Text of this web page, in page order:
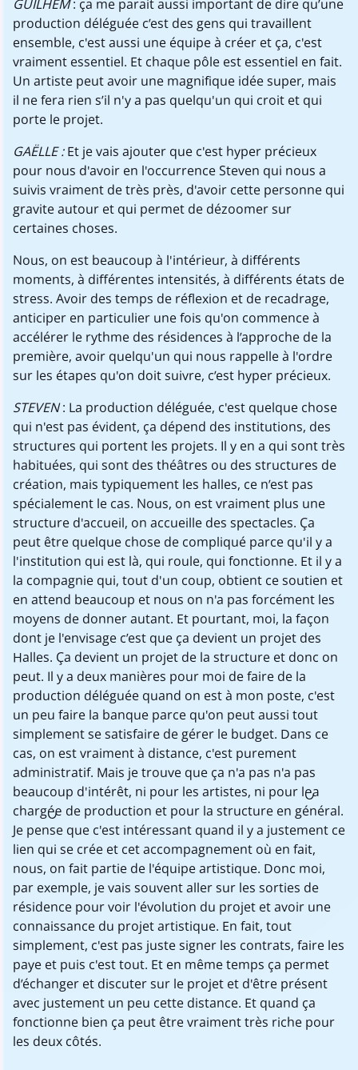
GUILHEM: ça me parait aussi important de dire qu’une
production déléguée c’est des gens qui travaillent
ensemble, c'est aussi une équipe à créer et ça, c'est
vraiment essentiel. Et chaque pôle est essentiel en fait.
Un artiste peut avoir une magnifique idée super, mais
il ne fera rien s’il n'y a pas quelqu'un qui croit et qui
porte le projet.
GAËLLE :Et je vais ajouter que c'est hyper précieux
pour nous d'avoir en l'occurrence Steven qui nous a
suivis vraiment de très près, d'avoir cette personne qui
gravite autour et qui permet de dézoomer sur
certaines choses.
Nous, on est beaucoup à l'intérieur, à différents
moments, à différentes intensités, à différents états de
stress. Avoir des temps de réflexion et de recadrage,
anticiper en particulier une fois qu'on commence à
accélérer le rythme des résidences à l’approche de la
première, avoir quelqu'un qui nous rappelle à l'ordre
sur les étapes qu'on doit suivre, c’est hyper précieux.
STEVEN: La production déléguée, c'est quelque chose
qui n'est pas évident, ça dépend des institutions, des
structures qui portent les projets. Il y en a qui sont très
habituées, qui sont des théâtres ou des structures de
création, mais typiquement les halles, ce n’est pas
spécialement le cas. Nous, on est vraiment plus une
structure d'accueil, on accueille des spectacles. Ça
peut être quelque chose de compliqué parce qu'il y a
l'institution qui est là, qui roule, qui fonctionne. Et il y a
la compagnie qui, tout d'un coup, obtient ce soutien et
en attend beaucoup et nous on n'a pas forcément les
moyens de donner autant. Et pourtant, moi, la façon
dont je l'envisage c’est que ça devient un projet des
Halles. Ça devient un projet de la structure et donc on
peut. Il y a deux manières pour moi de faire de la
production déléguée quand on est à mon poste, c'est
un peu faire la banque parce qu'on peut aussi tout
simplement se satisfaire de gérer le budget. Dans ce
cas, on est vraiment à distance, c'est purement
administratif. Mais je trouve que ça n'a pas n'a pas
beaucoup d'intérêt, ni pour les artistes, ni pour le..a
chargé..e de production et pour la structure en général.
Je pense que c'est intéressant quand il y a justement ce
lien qui se crée et cet accompagnement où en fait,
nous, on fait partie de l'équipe artistique. Donc moi,
par exemple, je vais souvent aller sur les sorties de
résidence pour voir l'évolution du projet et avoir une
connaissance du projet artistique. En fait, tout
simplement, c'est pas juste signer les contrats, faire les
paye et puis c'est tout. Et en même temps ça permet
d’échanger et discuter sur le projet et d'être présent
avec justement un peu cette distance. Et quand ça
fonctionne bien ça peut être vraiment très riche pour
les deux côtés.